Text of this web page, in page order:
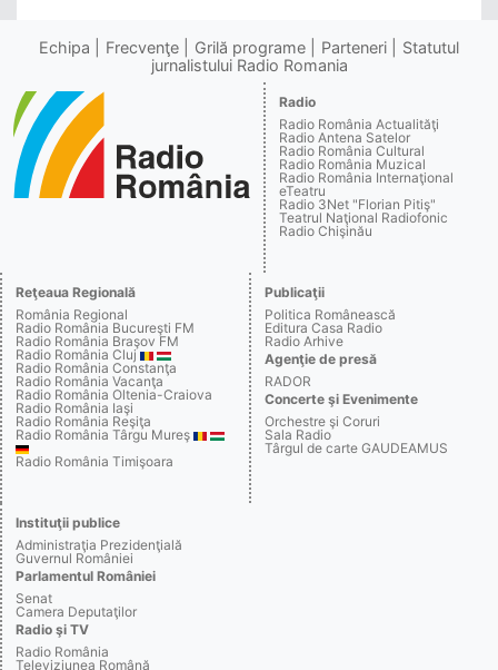
Echipa Frecvenţe Grilă programe Parteneri
Statutul
jurnalistului Radio Romania
Radio
Radio România Actualităţi
Radio Antena Satelor
Radio România Cultural
Radio România Muzical
Radio România Internaţional
eTeatru
Radio 3Net "Florian Pitiş"
Teatrul Naţional Radiofonic
Radio Chişinău
Reţeaua Regională
România Regional
Radio România Bucureşti FM
Radio România Braşov FM
Radio România Cluj
Radio România Constanţa
Radio România Vacanţa
Radio România Oltenia-Craiova
Radio România Iaşi
Radio România Reşiţa
Radio România Târgu Mureş
Radio România Timişoara
Publicaţii
Politica Românească
Editura Casa Radio
Radio Arhive
Agenţie de presă
RADOR
Concerte şi Evenimente
Orchestre şi Coruri
Sala Radio
Târgul de carte GAUDEAMUS
Instituţii publice
Administraţia Prezidenţială
Guvernul României
Parlamentul României
Senat
Camera Deputaţilor
Radio şi TV
Radio România
Televiziunea Română